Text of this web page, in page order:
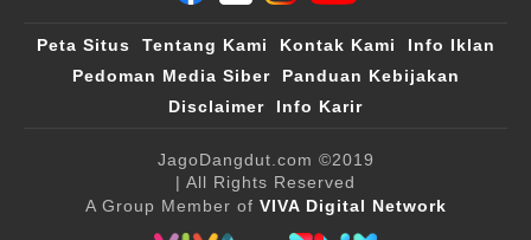
Peta Situs Tentang Kami Kontak Kami
Info Iklan
Pedoman Media Siber
Panduan Kebijakan
Disclaimer
Info Karir
JagoDangdut.com ©2019
| All Rights Reserved
A Group Member of VIVA Digital Network